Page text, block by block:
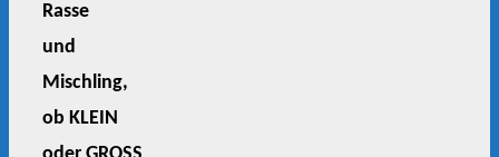
Rasse
und
Mischling,
ob KLEIN